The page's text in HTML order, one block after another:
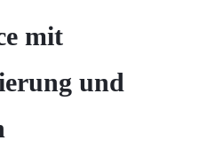
mit
und